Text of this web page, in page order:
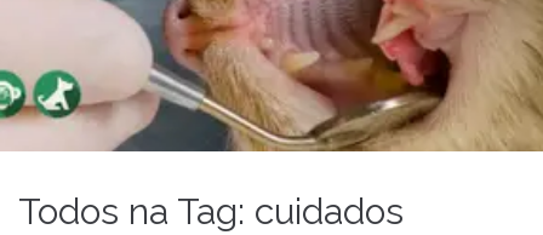
Todos na Tag: cuidados